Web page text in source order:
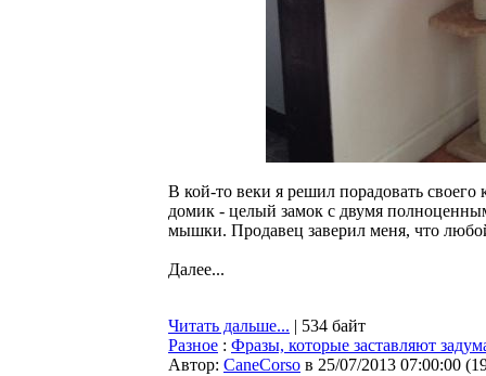
В кой-то веки я решил порадовать
домик - целый замок с двумя
мышки. Продавец заверил меня, что
Далее...
Читать дальше... | 534 байт
Разное : Фразы, которые заставляют
Автор: CaneCorso в 25/07/2013 07:00:00 (